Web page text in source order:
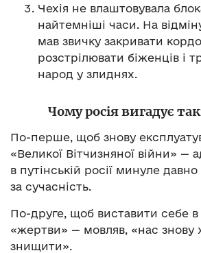
Чехія не влаштовувала
найтемніші часи. На
мав звичку закривати
розстрілювати біженців і
народ у злиднях.
Чому росія вигадує
По-перше, щоб знову
«Великої Вітчизняної війни» —
в путінській росії минуле
за сучасність.
По-друге, щоб виставити себе в
«жертви» — мовляв, «нас знову
знищити».